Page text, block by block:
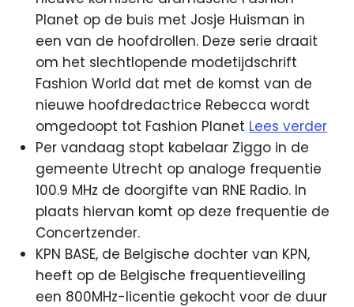
Planet op de buis met Josje Huisman in
een van de hoofdrollen. Deze serie draait
om het slechtlopende modetijdschrift
Fashion World dat met de komst van de
nieuwe hoofdredactrice Rebecca wordt
omgedoopt tot Fashion Planet Lees verder
Per vandaag stopt kabelaar Ziggo in de
gemeente Utrecht op analoge frequentie
100.9 MHz de doorgifte van RNE Radio. In
plaats hiervan komt op deze frequentie de
Concertzender.
KPN BASE, de Belgische dochter van KPN,
heeft op de Belgische frequentieveiling
een 800MHz-licentie gekocht voor de duur